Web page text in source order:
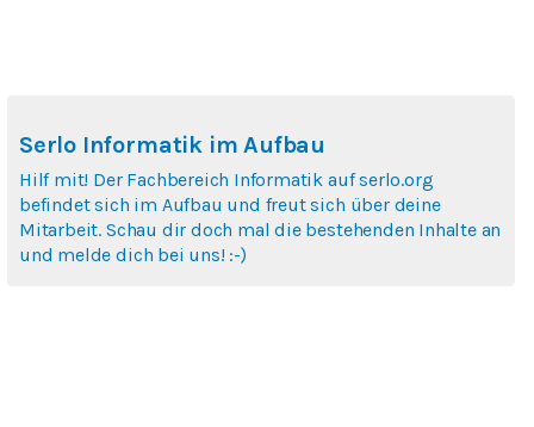
Serlo Informatik im Aufbau
Hilf mit! Der Fachbereich Informatik auf serlo.org
befindet sich im Aufbau und freut sich über deine
Mitarbeit. Schau dir doch mal die bestehenden Inhalte an
und melde dich bei uns! :-)